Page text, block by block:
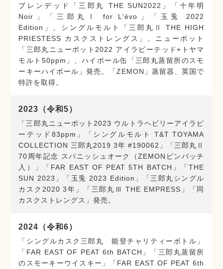
ブレンデッド「三郎丸 THE SUN2022」「十年明
Noir」「三郎丸Ⅰ for L'évo」「玉兎 2022
Edition」、シングルモルト「三郎丸Ⅱ THE HIGH
PRIESTESS カスクストレングス」、ニューポット
「三郎丸ニューポット2022 アイラピーテッド+トヤマ
モルト50ppm」、ハイボール缶「三郎丸蒸留所のスモ
ーキーハイボール」発売。「ZEMON」蒸留器、英国で
特許を取得。
2023（令和5）
「三郎丸ニューポット2023 ウルトラヘビリーアイラピ
ーテッド83ppm」「シングルモルト T&T TOYAMA
COLLECTION 三郎丸2019 3年 #190062」「三郎丸Ⅱ
70周年記念 スパニッシュオーク（ZEMONピンバッチ
入）」「FAR EAST OF PEAT 5TH BATCH」「THE
SUN 2023」「玉兎 2023 Edition」「三郎丸シングル
カスク2020 3年」「三郎丸Ⅲ THE EMPRESS」「同
カスクストレングス」発売。
2024（令和6）
「シングルカスク三郎丸 能登チャリティーボトル」
「FAR EAST OF PEAT 6th BATCH」「三郎丸蒸留所
のスモーキーウイスキー」「FAR EAST OF PEAT 6th